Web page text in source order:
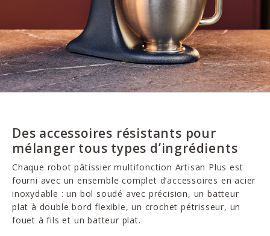
Des accessoires résistants pour
mélanger tous types d’ingrédients
Chaque robot pâtissier multifonction Artisan Plus est
fourni avec un ensemble complet d’accessoires en acier
inoxydable : un bol soudé avec précision, un batteur
plat à double bord flexible, un crochet pétrisseur, un
fouet à fils et un batteur plat.